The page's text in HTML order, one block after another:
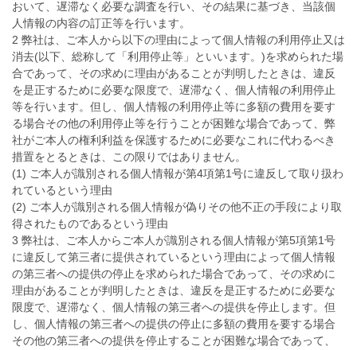
おいて、遅滞なく必要な調査を行い、その結果に基づき、当該個
人情報の内容の訂正等を行います。
2 弊社は、ご本人から以下の理由によって個人情報の利用停止又は
消去(以下、総称して「利用停止等」といいます。)を求められた場
合であって、その求めに理由があることが判明したときは、違反
を是正するために必要な限度で、遅滞なく、個人情報の利用停止
等を行います。但し、個人情報の利用停止等に多額の費用を要す
る場合その他の利用停止等を行うことが困難な場合であって、弊
社がご本人の権利利益を保護するために必要なこれに代わるべき
措置をとるときは、この限りではありません。
(1) ご本人が識別される個人情報が第4項第1号に違反して取り扱わ
れているという理由
(2) ご本人が識別される個人情報が偽りその他不正の手段により取
得されたものであるという理由
3 弊社は、ご本人からご本人が識別される個人情報が第5項第1号
に違反して第三者に提供されているという理由によって個人情報
の第三者への提供の停止を求められた場合であって、その求めに
理由があることが判明したときは、違反を是正するために必要な
限度で、遅滞なく、個人情報の第三者への提供を停止します。但
し、個人情報の第三者への提供の停止に多額の費用を要する場合
その他の第三者への提供を停止することが困難な場合であって、